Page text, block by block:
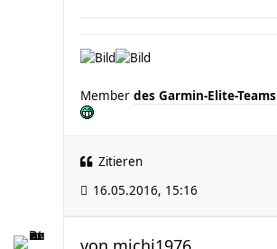
Member des Garmin-Elite-Teams
Zitieren
16.05.2016, 15:16